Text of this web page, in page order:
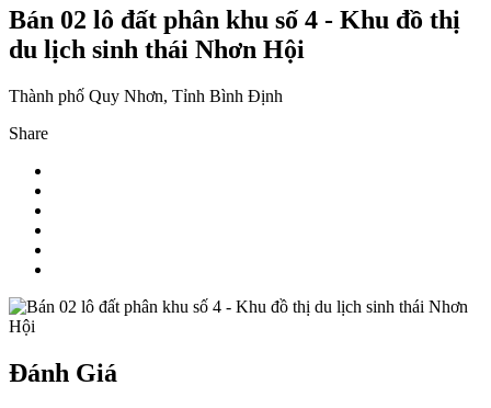
Bán 02 lô đất phân khu số 4 - Khu đồ thị
du lịch sinh thái Nhơn Hội
Thành phố Quy Nhơn, Tỉnh Bình Định
Share
Đánh Giá